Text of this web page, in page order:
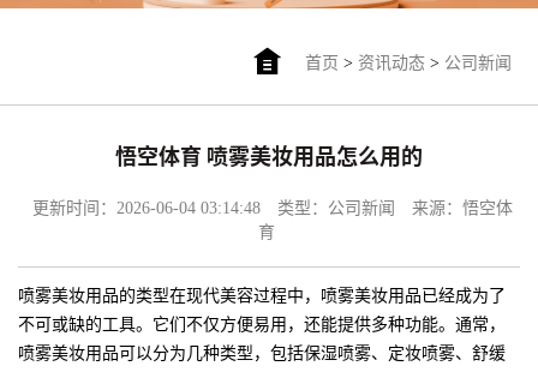
首页 > 资讯动态> 公司新闻
悟空体育 喷雾美妆用品怎么用的
更新时间：2026-06-04 03:14:48 类型：公司新闻
来源：悟空体
育
喷雾美妆用品的类型在现代美容过程中，喷雾美妆用品已经成为了
不可或缺的工具。它们不仅方便易用，还能提供多种功能。通常，
喷雾美妆用品可以分为几种类型，包括保湿喷雾、定妆喷雾、舒缓